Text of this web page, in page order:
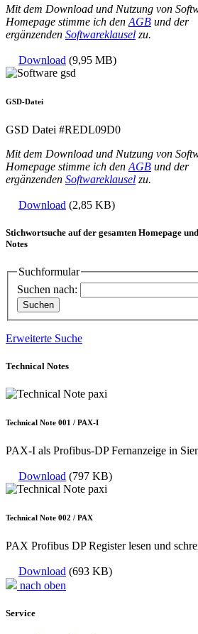
Mit dem Download und Nutzung von
Homepage stimme ich den AGB und der
ergänzenden Softwareklausel zu.
Download (9,95 MB)
GSD-Datei
GSD Datei #REDL09D0
Mit dem Download und Nutzung von
Homepage stimme ich den AGB und der
ergänzenden Softwareklausel zu.
Download (2,85 KB)
Stichwortsuche auf der gesamten Homepage
Notes
Suchformular
Suchen nach:
Erweiterte Suche
Technical Notes
Technical Note 001 / PAX-I
PAX-I als Profibus-DP Fernanzeige in
Download (797 KB)
Technical Note 002 / PAX
PAX Profibus DP Register lesen und
Download (693 KB)
nach oben
Service